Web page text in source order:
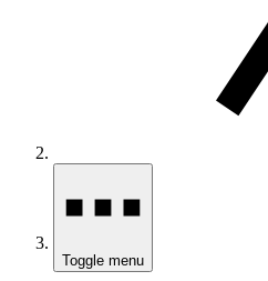
Toggle menu